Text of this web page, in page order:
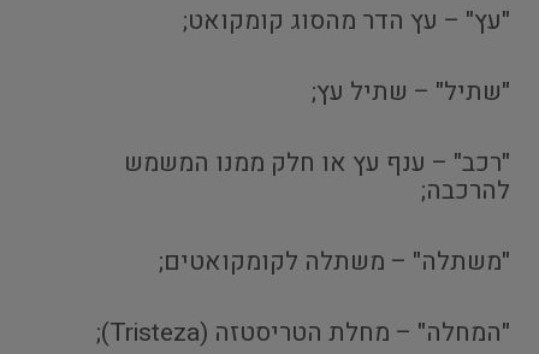
"עץ" – עץ הדר מהסוג קומקואט;
"שתיל" – שתיל עץ;
"רכב" – ענף עץ או חלק ממנו המשמש
להרכבה;
"משתלה" – משתלה לקומקואטים;
"המחלה" – מחלת הטריסטזה (Tristeza);